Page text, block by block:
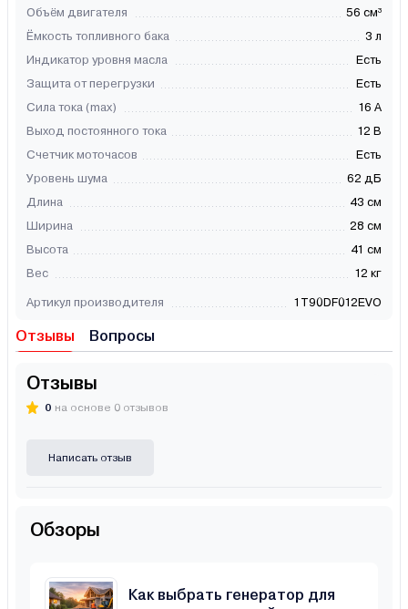
Объём двигателя
56 см³
Ёмкость топливного бака
3 л
Индикатор уровня масла
Есть
Защита от перегрузки
Есть
Сила тока (max)
16 А
Выход постоянного тока
12 В
Счетчик моточасов
Есть
Уровень шума
62 дБ
Длина
43 см
Ширина
28 см
Высота
41 см
Вес
12 кг
Артикул производителя 1T90DF012EVO
Отзывы Вопросы
Отзывы
0 на основе 0 отзывов
Написать отзыв
Обзоры
Как выбрать генератор для